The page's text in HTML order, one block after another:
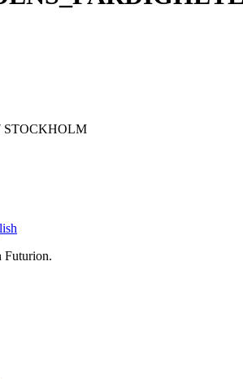
STOCKHOLM
Futurion.